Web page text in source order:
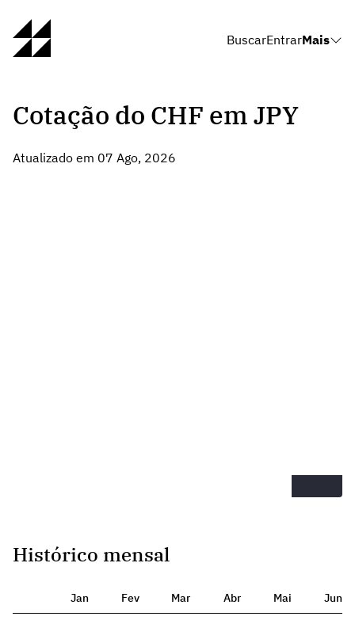
BuscarEntrarMais
Cotação do CHF em JPY
Atualizado em 07 Ago, 2026
Histórico mensal
Jan Fev Mar Abr Mai Jun